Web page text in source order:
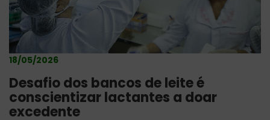
18/05/2026
Desafio dos bancos de leite é
conscientizar lactantes a doar
excedente